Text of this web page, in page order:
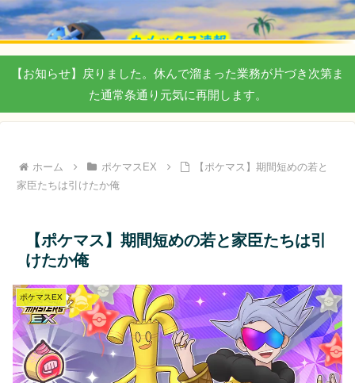
【お知らせ】戻りました。休んで溜まった業務が片づき次第ま
た通常条通り元気に再開します。
ホーム ポケマスEX
【ポケマス】期間短めの若と
家臣たちは引けたか俺
【ポケマス】期間短めの若と家臣たちは引
けたか俺
ポケマスEX